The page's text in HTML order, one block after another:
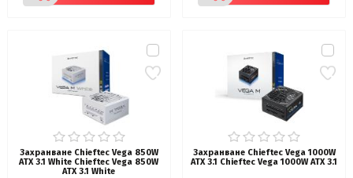
Захранване Chieftec Vega 850W
ATX 3.1 White Chieftec Vega 850W
ATX 3.1 White
Захранване Chieftec Vega 1000W
ATX 3.1 Chieftec Vega 1000W ATX 3.1